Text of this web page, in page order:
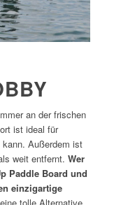
an der frischen
ist ideal für
Außerdem ist
weit entfernt. Wer
Paddle Board und
einzigartige